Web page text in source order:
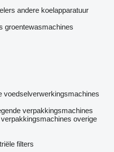
andere koelapparatuur
groentewasmachines
voedselverwerkingsmachines
verpakkingsmachines
overige
filters